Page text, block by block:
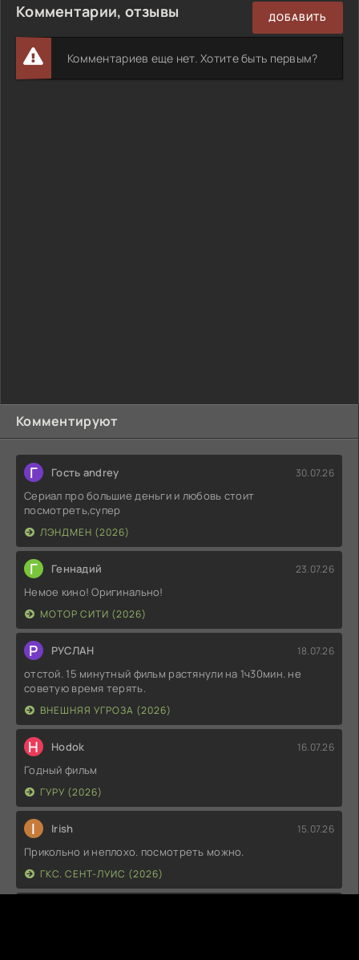
Комментируют
Г Гость andrey 30.07.26
Сериал про большие деньги и любовь стоит
посмотреть,супер
ЛЭНДМЕН (2026)
Г Геннадий 23.07.26
Немое кино! Оригинально!
МОТОР СИТИ (2026)
Р РУСЛАН 18.07.26
отстой. 15 минутный фильм растянули на 1ч30мин. не
советую время терять.
ВНЕШНЯЯ УГРОЗА (2026)
H Hodok 16.07.26
Годный фильм
ГУРУ (2026)
I Irish 15.07.26
Прикольно и неплохо. посмотреть можно.
ГКС. СЕНТ-ЛУИС (2026)
Комментарии, отзывы ДОБАВИТЬ
Комментариев еще нет. Хотите быть первым?